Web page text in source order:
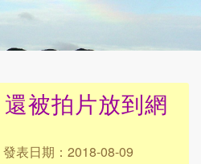
被拍片放到網
發表日期：2018-08-09